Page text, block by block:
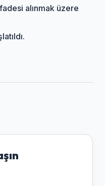
alınmak üzere